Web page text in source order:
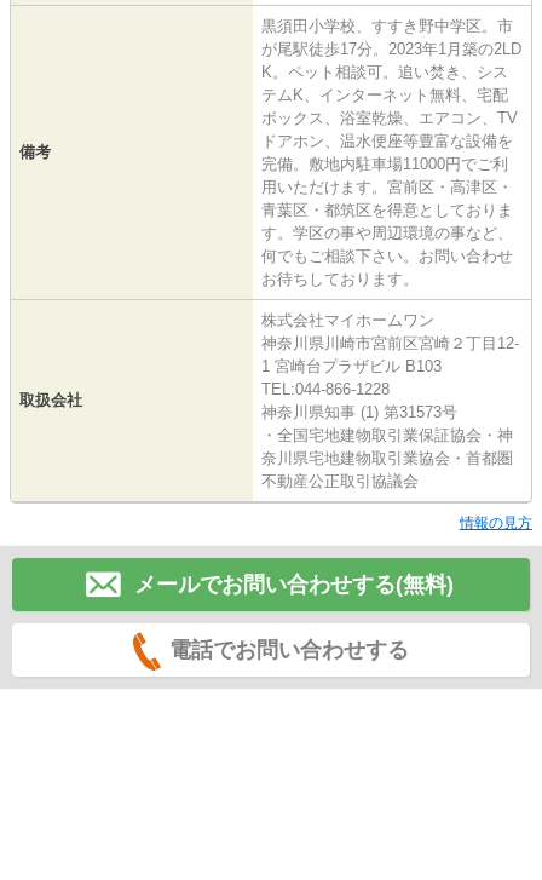
備考
黒須田小学校、すすき野中学区。市
が尾駅徒歩17分。2023年1月築の2LD
K。ペット相談可。追い焚き、シス
テムK、インターネット無料、宅配
ボックス、浴室乾燥、エアコン、TV
ドアホン、温水便座等豊富な設備を
完備。敷地内駐車場11000円でご利
用いただけます。宮前区・高津区・
青葉区・都筑区を得意としておりま
す。学区の事や周辺環境の事など、
何でもご相談下さい。お問い合わせ
お待ちしております。
取扱会社
株式会社マイホームワン
神奈川県川崎市宮前区宮崎２丁目12-
1 宮崎台プラザビル B103
TEL:044-866-1228
神奈川県知事 (1) 第31573号
・全国宅地建物取引業保証協会・神
奈川県宅地建物取引業協会・首都圏
不動産公正取引協議会
情報の見方
メールでお問い合わせする(無料)
電話でお問い合わせする